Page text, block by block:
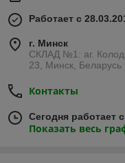
Работает с
г. Минск
СКЛАД №1: аг.
23, Минск, Беларусь
Контакты
Сегодня работает
Показать весь